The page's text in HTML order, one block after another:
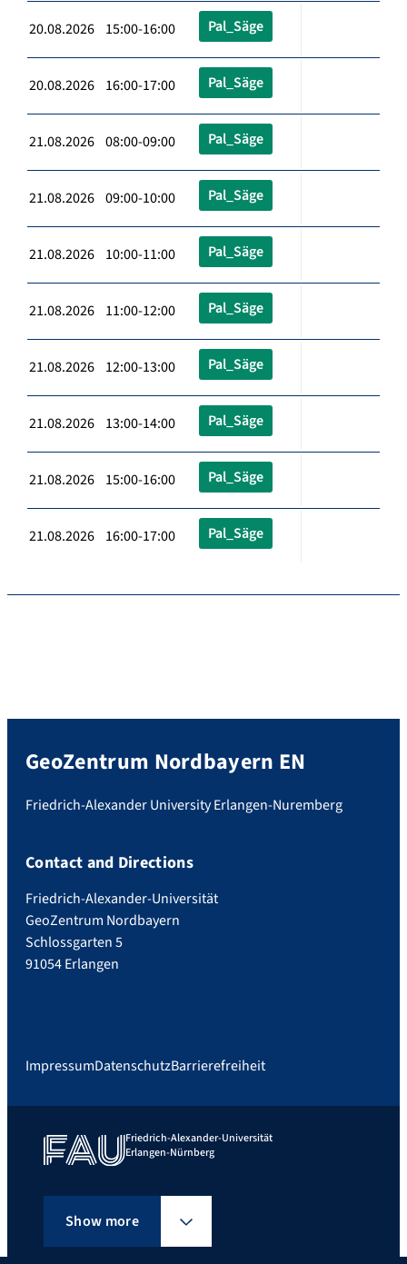
20.08.2026 15:00-16:00 Pal_Säge
20.08.2026 16:00-17:00 Pal_Säge
21.08.2026 08:00-09:00 Pal_Säge
21.08.2026 09:00-10:00 Pal_Säge
21.08.2026 10:00-11:00 Pal_Säge
21.08.2026 11:00-12:00 Pal_Säge
21.08.2026 12:00-13:00 Pal_Säge
21.08.2026 13:00-14:00 Pal_Säge
21.08.2026 15:00-16:00 Pal_Säge
21.08.2026 16:00-17:00 Pal_Säge
GeoZentrum Nordbayern EN
Friedrich-Alexander University Erlangen-Nuremberg
Contact and Directions
Friedrich-Alexander-Universität
GeoZentrum Nordbayern
Schlossgarten 5
91054 Erlangen
ImpressumDatenschutzBarrierefreiheit
Friedrich-Alexander-Universität
Erlangen-Nürnberg
Show more